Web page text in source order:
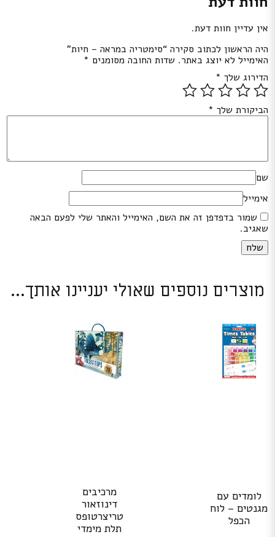
אין עדיין חוות דעת.
היה הראשון לכתוב סקירה “סימטריה במראה – חיות”
האימייל לא יוצג באתר. שדות החובה מסומנים *
הדירוג שלך *
הביקורת שלך *
שם
אימייל
שמור בדפדפן זה את השם, האימייל והאתר שלי לפעם הבאה
שאגיב.
מוצרים נוספים שאולי יעניינו אותך...
לומדים עם
מגנטים – לוח
הכפל
מרכיבים
דינוזאור
טריצרטופס
תלת מימדי